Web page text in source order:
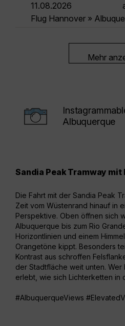
11.08.2026
Flug Hannover »
Mehr
Albuquerque
Sandia Peak Tramway
Die Fahrt mit der Sandia Peak
Zeit vom Wüstenrand hinauf in
Perspektive. Oben öffnen sich
Albuquerque bis zum Rio
Horizontlinien und einem
Orangetöne kippt. Besonders
Kontrast aus schroffen
der Stadtfläche weit unten. Wer
erlebt, wie sich Lichterketten in
#AlbuquerqueViews